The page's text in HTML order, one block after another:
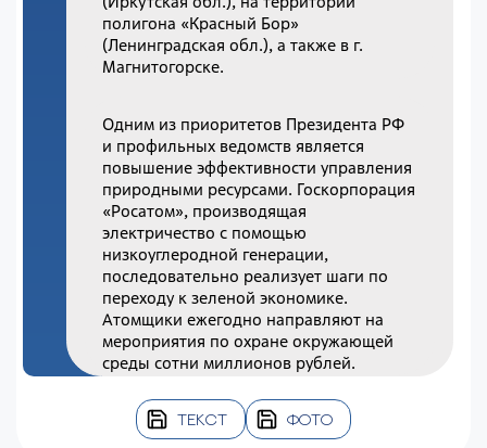
полигона «Красный Бор»
(Ленинградская обл.), а также в г.
Магнитогорске.
Одним из приоритетов Президента РФ
и профильных ведомств является
повышение эффективности управления
природными ресурсами. Госкорпорация
«Росатом», производящая
электричество с помощью
низкоуглеродной генерации,
последовательно реализует шаги по
переходу к зеленой экономике.
Атомщики ежегодно направляют на
мероприятия по охране окружающей
среды сотни миллионов рублей.
ТЕКСТ ФОТО